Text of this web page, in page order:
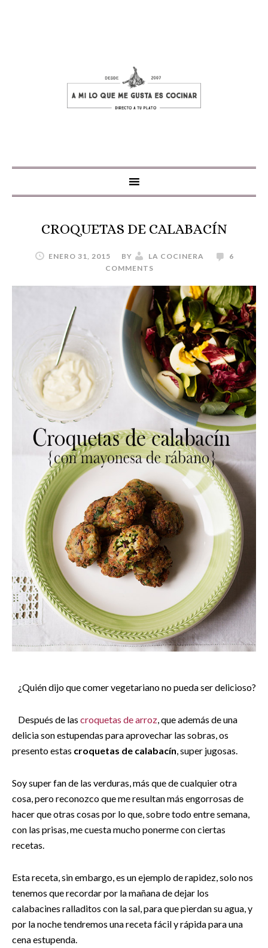
CROQUETAS DE CALABACÍN
ENERO 31, 2015 BY LA COCINERA
6
COMMENTS
¿Quién dijo que comer vegetariano no pueda ser delicioso?
Después de las croquetas de arroz, que además de una
delicia son estupendas para aprovechar las sobras, os
presento estas croquetas de calabacín, super jugosas.
Soy super fan de las verduras, más que de cualquier otra
cosa, pero reconozco que me resultan más engorrosas de
hacer que otras cosas por lo que, sobre todo entre semana,
con las prisas, me cuesta mucho ponerme con ciertas
recetas.
Esta receta, sin embargo, es un ejemplo de rapidez, solo nos
tenemos que recordar por la mañana de dejar los
calabacines ralladitos con la sal, para que pierdan su agua, y
por la noche tendremos una receta fácil y rápida para una
cena estupenda.